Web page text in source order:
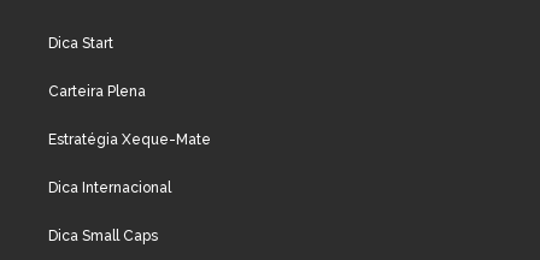
Dica Start
Carteira Plena
Estratégia Xeque-Mate
Dica Internacional
Dica Small Caps